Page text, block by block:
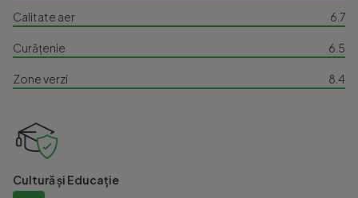
Calitate aer 6.7
Curățenie 6.5
Zone verzi 8.4
Cultură și Educație